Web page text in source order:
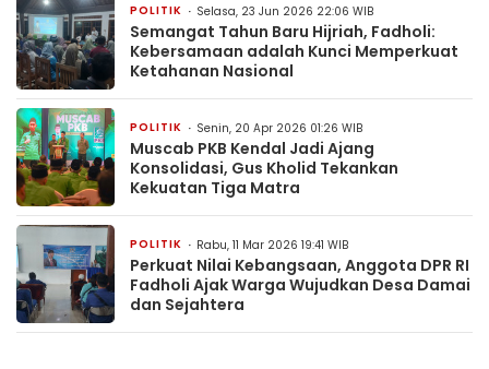
POLITIK Selasa, 23 Jun 2026 22:06 WIB
Semangat Tahun Baru Hijriah, Fadholi:
Kebersamaan adalah Kunci Memperkuat
Ketahanan Nasional
POLITIK Senin, 20 Apr 2026 01:26 WIB
Muscab PKB Kendal Jadi Ajang
Konsolidasi, Gus Kholid Tekankan
Kekuatan Tiga Matra
POLITIK Rabu, 11 Mar 2026 19:41 WIB
Perkuat Nilai Kebangsaan, Anggota DPR RI
Fadholi Ajak Warga Wujudkan Desa Damai
dan Sejahtera